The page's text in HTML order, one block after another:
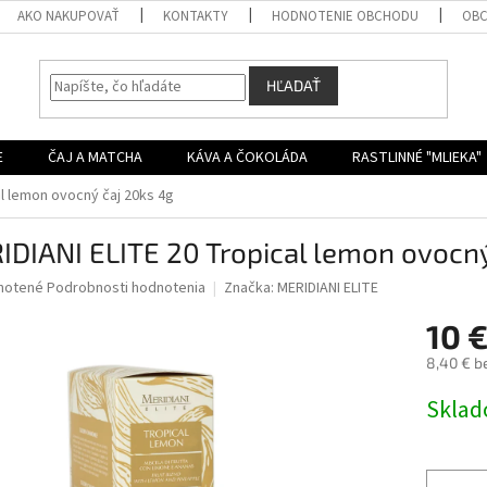
AKO NAKUPOVAŤ KONTAKTY HODNOTENIE OBCHODU
HĽADAŤ
ČAJ A MATCHA KÁVA A ČOKOLÁDA RASTLINNÉ "MLIEKA"
lemon ovocný čaj 20ks 4g
ELITE 20 Tropical lemon
Podrobnosti hodnotenia Značka: MERIDIANI ELITE
10 €
8,40 €
cena: